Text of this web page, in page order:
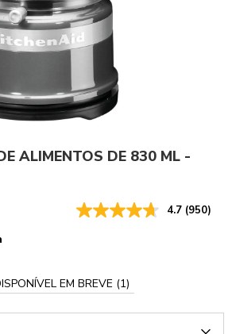
ALIMENTOS DE 830 ML -
4.7 (950)
EM BREVE (1)